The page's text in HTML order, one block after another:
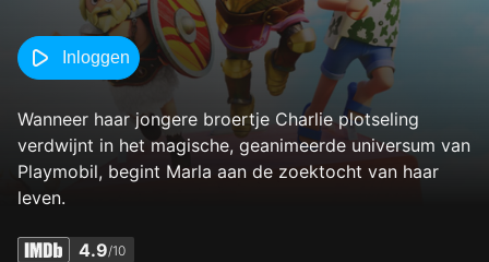
Inloggen
Wanneer haar jongere broertje Charlie plotseling
verdwijnt in het magische, geanimeerde universum van
Playmobil, begint Marla aan de zoektocht van haar
leven.
4.9/10